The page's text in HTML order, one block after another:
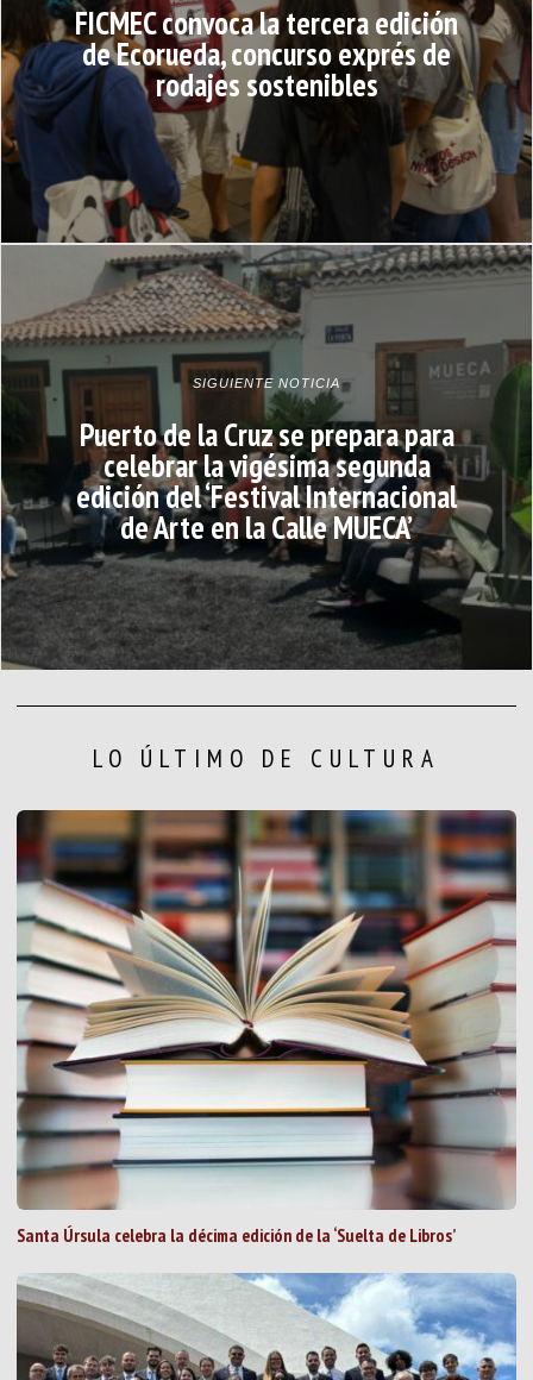
FICMEC convoca la tercera edición
de Ecorueda, concurso exprés de
rodajes sostenibles
SIGUIENTE NOTICIA
Puerto de la Cruz se prepara para
celebrar la vigésima segunda
edición del ‘Festival Internacional
de Arte en la Calle MUECA’
LO ÚLTIMO DE CULTURA
Santa Úrsula celebra la décima edición de la ‘Suelta de Libros’